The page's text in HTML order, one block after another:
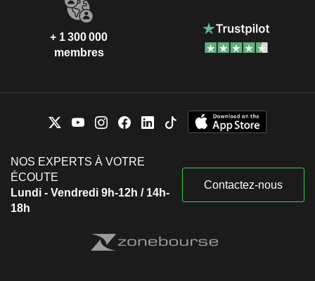
+ 1 300 000
membres
NOS EXPERTS À VOTRE
ÉCOUTE
Lundi - Vendredi 9h-12h / 14h-
18h
Contactez-nous